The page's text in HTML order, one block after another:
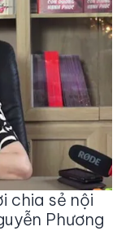
chia sẻ nội
Phương